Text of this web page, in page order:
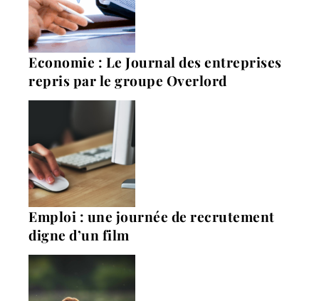
Economie : Le Journal des entreprises
repris par le groupe Overlord
Emploi : une journée de recrutement
digne d’un film